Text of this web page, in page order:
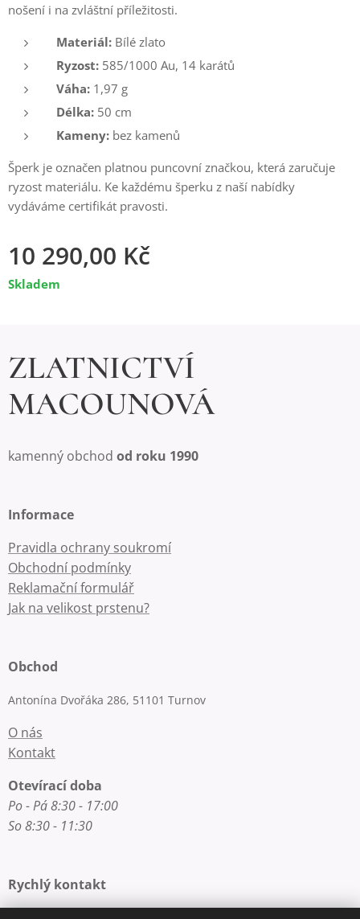
nošení i na zvláštní příležitosti.
Materiál: Bílé zlato
Ryzost: 585/1000 Au, 14 karátů
Váha: 1,97 g
Délka: 50 cm
Kameny: bez kamenů
Šperk je označen platnou puncovní značkou, která zaručuje
ryzost materiálu. Ke každému šperku z naší nabídky
vydáváme certifikát pravosti.
10 290,00 Kč
Skladem
ZLATNICTVÍ
MACOUNOVÁ
kamenný obchod od roku 1990
Informace
Pravidla ochrany soukromí
Obchodní podmínky
Reklamační formulář
Jak na velikost prstenu?
Obchod
Antonína Dvořáka 286, 51101 Turnov
O nás
Kontakt
Otevírací doba
Po - Pá 8:30 - 17:00
So 8:30 - 11:30
Rychlý kontakt